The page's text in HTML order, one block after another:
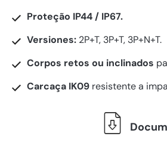
Proteção IP44 / IP67.
Versiones: 2P+T, 3P+T, 3P+N+T.
Corpos retos ou inclinados
Carcaça IK09 resistente a